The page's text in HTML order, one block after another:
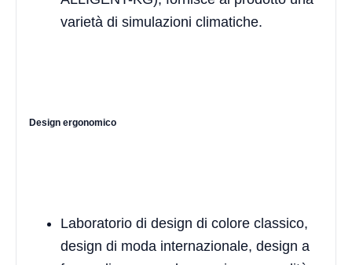
varietà di simulazioni climatiche.
Design ergonomico
Laboratorio di design di colore classico,
design di moda internazionale, design a